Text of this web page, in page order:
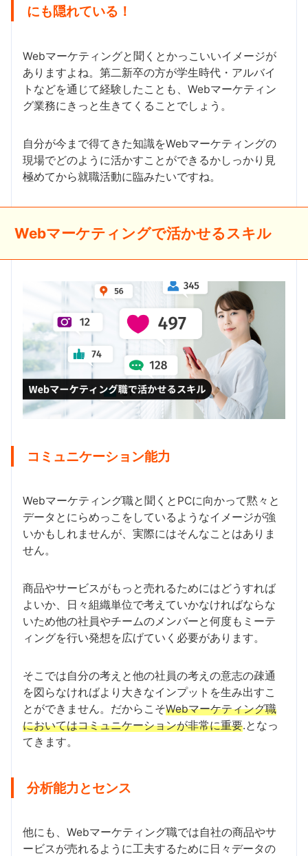
にも隠れている！
Webマーケティングと聞くとかっこいいイメージが
ありますよね。第二新卒の方が学生時代・アルバイ
トなどを通じて経験したことも、Webマーケティン
グ業務にきっと生きてくることでしょう。
自分が今まで得てきた知識をWebマーケティングの
現場でどのように活かすことができるかしっかり見
極めてから就職活動に臨みたいですね。
Webマーケティングで活かせるスキル
コミュニケーション能力
Webマーケティング職と聞くとPCに向かって黙々と
データとにらめっこをしているようなイメージが強
いかもしれませんが、実際にはそんなことはありま
せん。
商品やサービスがもっと売れるためにはどうすれば
よいか、日々組織単位で考えていかなければならな
いため他の社員やチームのメンバーと何度もミーテ
ィングを行い発想を広げていく必要があります。
そこでは自分の考えと他の社員の考えの意志の疎通
を図らなければより大きなインプットを生み出すこ
とができません。だからこそWebマーケティング職
においてはコミュニケーションが非常に重要.となっ
てきます。
分析能力とセンス
他にも、Webマーケティング職では自社の商品やサ
ービスが売れるように工夫するために日々データの